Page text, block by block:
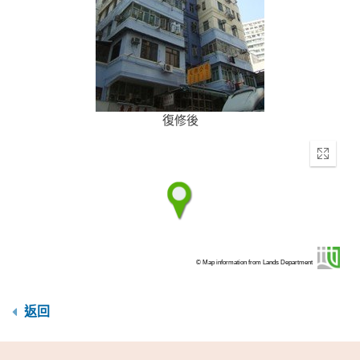
復修後
Enter
© Map information from Lands Department
返回